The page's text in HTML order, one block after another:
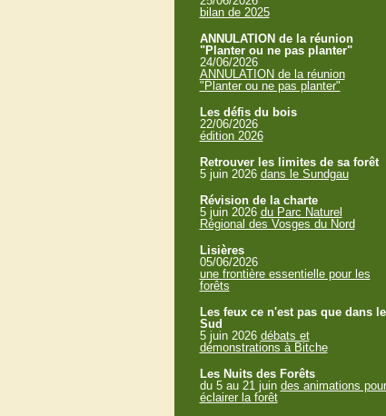
bilan de 2025
ANNULATION de la réunion
"Planter ou ne pas planter"
24/06/2026
ANNULATION de la réunion
"Planter ou ne pas planter"
Les défis du bois
22/06/2026
édition 2026
Retrouver les limites de sa forêt
5 juin 2026 dans le Sundgau
Révision de la charte
5 juin 2026 du Parc Naturel
Régional des Vosges du Nord
Lisières
05/06/2026
une frontière essentielle pour les
forêts
Les feux ce n'est pas que dans le
Sud
5 juin 2026 débats et
démonstrations à Bitche
Les Nuits des Forêts
du 5 au 21 juin des animations pour
éclairer la forêt